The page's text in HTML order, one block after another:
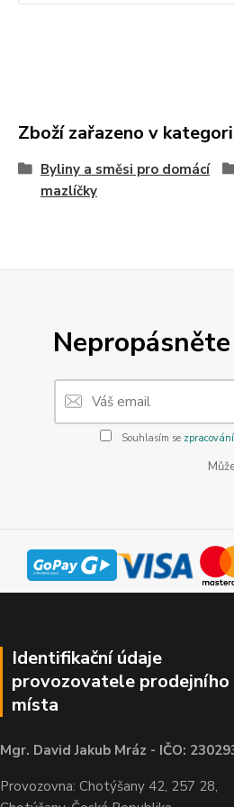
Zboží zařazeno v
Byliny a směsi pro domácí
mazlíčky
Souhlasím se
Identifikační údaje
provozovatele prodejního
místa
Mgr. David Jakub Mráz - IČO:
Provozovna: Chotýšany 42, 257 28,